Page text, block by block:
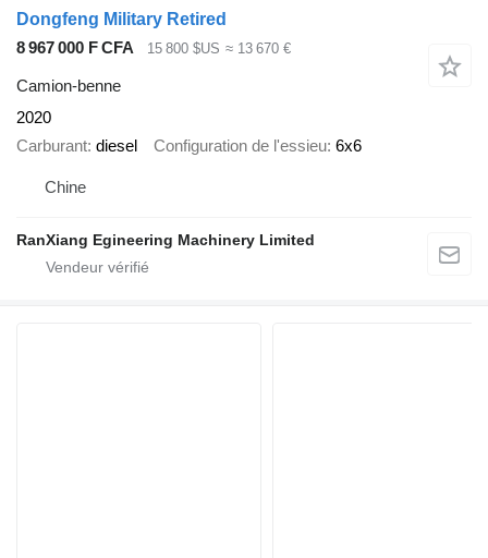
Dongfeng Military Retired
8 967 000 F CFA
15 800 $US ≈ 13 670 €
Camion-benne
2020
Carburant diesel Configuration de l'essieu 6x6
Chine
RanXiang Egineering Machinery Limited